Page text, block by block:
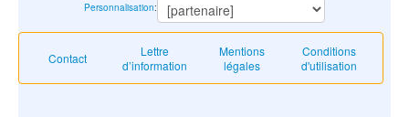
Contact
Lettre
d’information
Mentions
légales
Conditions
d'utilisation
Personnalisation: